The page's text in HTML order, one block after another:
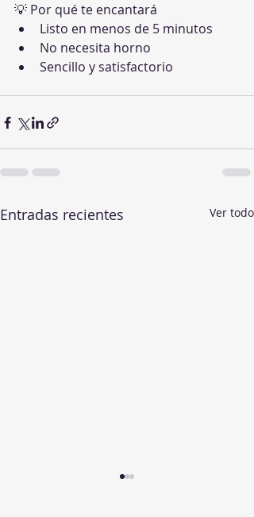
💡 Por qué te encantará
Listo en menos de 5 minutos
No necesita horno
Sencillo y satisfactorio
Entradas recientes Ver todo